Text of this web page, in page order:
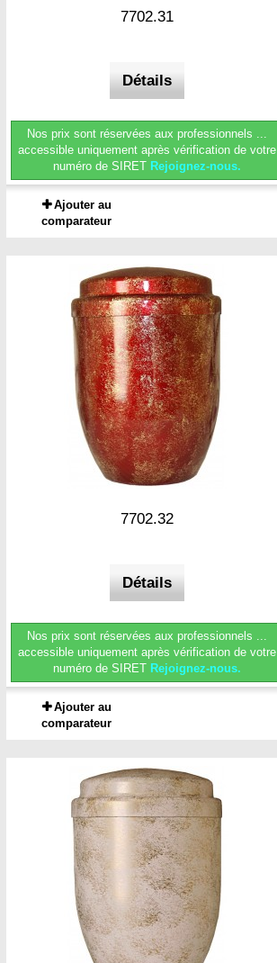
7702.31
Détails
Nos prix sont réservées aux professionnels ...
accessible uniquement après vérification de votre
numéro de SIRET Rejoignez-nous.
Ajouter au
comparateur
7702.32
Détails
Nos prix sont réservées aux professionnels ...
accessible uniquement après vérification de votre
numéro de SIRET Rejoignez-nous.
Ajouter au
comparateur